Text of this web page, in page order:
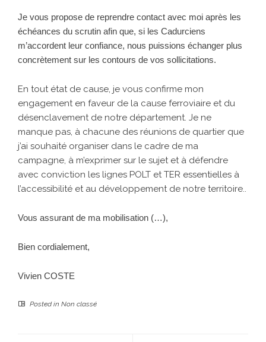
Je vous propose de reprendre contact avec moi après les
échéances du scrutin afin que, si les Cadurciens
m’accordent leur confiance, nous puissions échanger plus
concrètement sur les contours de vos sollicitations.
En tout état de cause, je vous confirme mon
engagement en faveur de la cause ferroviaire et du
désenclavement de notre département. Je ne
manque pas, à chacune des réunions de quartier que
j’ai souhaité organiser dans le cadre de ma
campagne, à m’exprimer sur le sujet et à défendre
avec conviction les lignes POLT et TER essentielles à
l’accessibilité et au développement de notre territoire..
Vous assurant de ma mobilisation (…),
Bien cordialement,
Vivien COSTE
Posted in Non classé